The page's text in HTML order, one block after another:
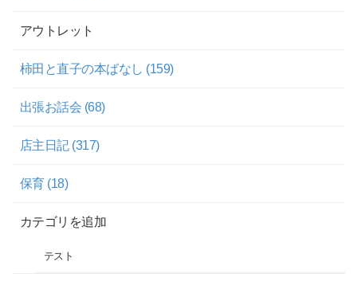
アウトレット
柿田と直子の本ばなし (159)
出張お話会 (68)
店主日記 (317)
保育 (18)
カテゴリを追加
テスト